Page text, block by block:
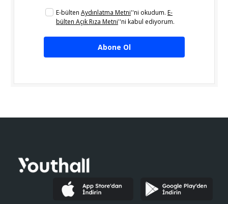
E-bülten Aydınlatma Metni''ni okudum. E-
bülten Açık Rıza Metni''ni kabul ediyorum.
Abone Ol